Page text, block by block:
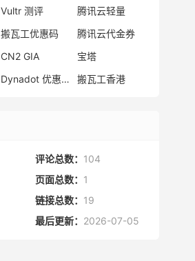
Vultr 测评
腾讯云轻量
搬瓦工优惠码
腾讯云代金券
CN2 GIA
宝塔
Dynadot 优惠码 搬瓦工香港
评论总数： 104
页面总数： 1
链接总数： 19
最后更新： 2026-07-05